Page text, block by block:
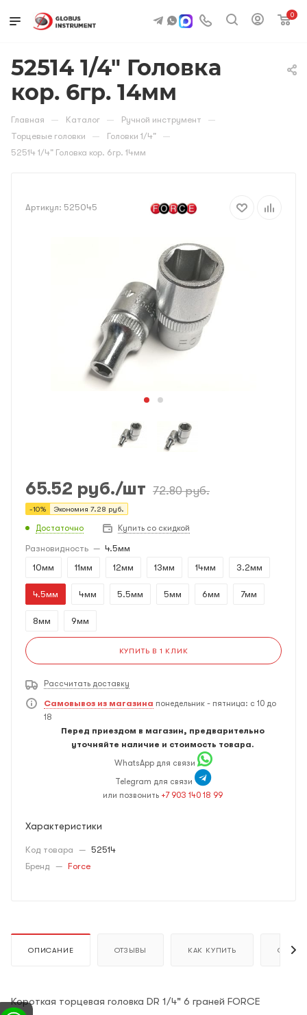
0
52514 1/4" Головка
кор. 6гр. 14мм
Главная — Каталог — Ручной инструмент —
Торцевые головки — Головки 1/4" —
52514 1/4" Головка кор. 6гр. 14мм
Артикул: 525045
65.52 руб./шт 72.80руб.
-10% Экономия 7.28 руб.
Достаточно Купить со скидкой
Разновидность — 4.5мм
10мм
11мм 12мм 13мм 14мм 3.2мм
4.5мм 4мм 5.5мм 5мм 6мм 7мм
8мм 9мм
КУПИТЬ В 1 КЛИК
Рассчитать доставку
Самовывоз из магазина понедельник - пятница: с 10 до
18
Перед приездом в магазин, предварительно
уточняйте наличие и стоимость товара.
WhatsApp для связи
Telegram для связи
или позвонить +7 903 140 18 99
Характеристики
Код товара — 52514
Бренд — Force
ОПИСАНИЕ ОТЗЫВЫ КАК КУПИТЬ ОПЛАТА
Короткая торцевая головка DR 1/4" 6 граней FORCE